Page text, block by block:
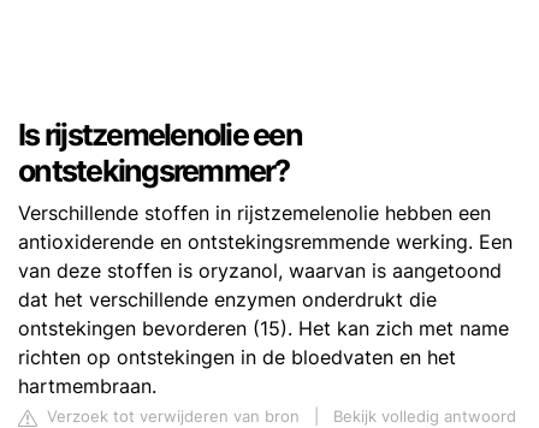
Is rijstzemelenolie een
ontstekingsremmer?
Verschillende stoffen in rijstzemelenolie hebben een
antioxiderende en ontstekingsremmende werking. Een
van deze stoffen is oryzanol, waarvan is aangetoond
dat het verschillende enzymen onderdrukt die
ontstekingen bevorderen (15). Het kan zich met name
richten op ontstekingen in de bloedvaten en het
hartmembraan.
Verzoek tot verwijderen van bron
Bekijk volledig antwoord